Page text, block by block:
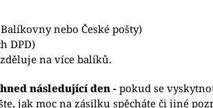
nebo České pošty)
DPD)
na více balíků.
následující den - pokud se
jak moc na zásilku spěcháte či jiné